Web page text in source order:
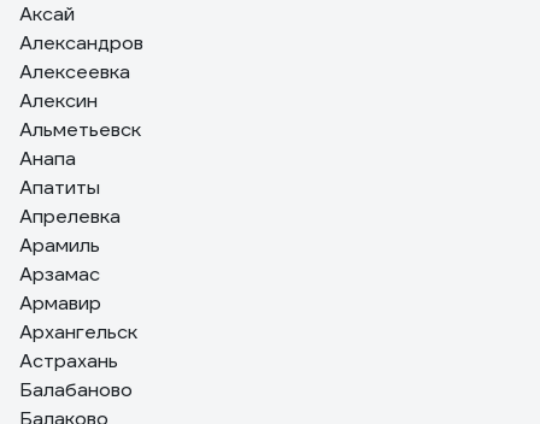
Аксай
Александров
Алексеевка
Алексин
Альметьевск
Анапа
Апатиты
Апрелевка
Арамиль
Арзамас
Армавир
Архангельск
Астрахань
Балабаново